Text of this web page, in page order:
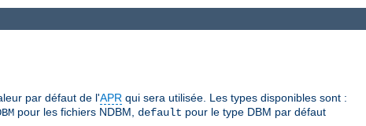
par défaut de l'APR qui sera utilisée. Les types disponibles sont :
pour les fichiers NDBM, default pour le type DBM par défaut